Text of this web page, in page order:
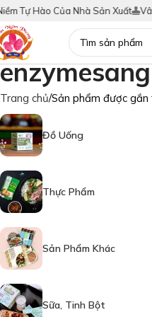
Tự Hào Của Nhà Sản Xuất Vân
Trang chủ Sản phẩm được gắn
Đồ Uống
Thực Phẩm
Sản Phẩm Khác
Sữa, Tinh Bột